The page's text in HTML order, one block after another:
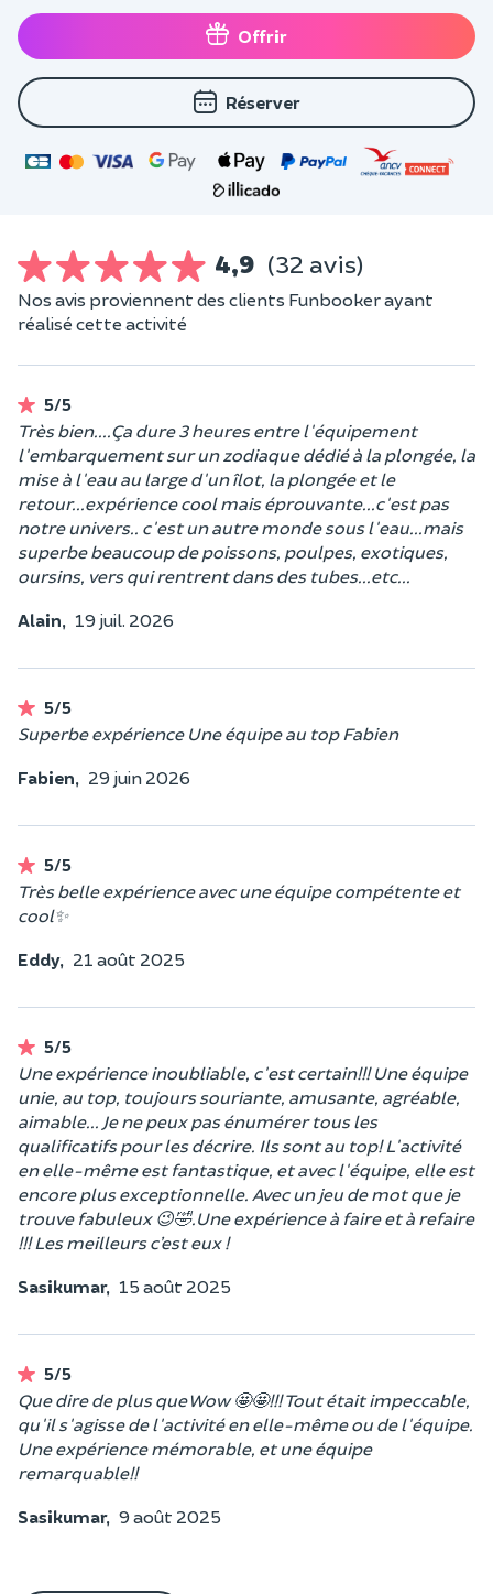
Offrir
Réserver
4,9 (32 avis)
Nos avis proviennent des clients Funbooker ayant
réalisé cette activité
5/5
Très bien....Ça dure 3 heures entre l'équipement
l'embarquement sur un zodiaque dédié à la plongée, la
mise à l'eau au large d'un îlot, la plongée et le
retour...expérience cool mais éprouvante...c'est pas
notre univers.. c'est un autre monde sous l'eau...mais
superbe beaucoup de poissons, poulpes, exotiques,
oursins, vers qui rentrent dans des tubes...etc...
Alain, 19 juil. 2026
5/5
Superbe expérience Une équipe au top Fabien
Fabien, 29 juin 2026
5/5
Très belle expérience avec une équipe compétente et
cool✨️
Eddy, 21 août 2025
5/5
Une expérience inoubliable, c'est certain!!! Une équipe
unie, au top, toujours souriante, amusante, agréable,
aimable... Je ne peux pas énumérer tous les
qualificatifs pour les décrire. Ils sont au top! L'activité
en elle-même est fantastique, et avec l'équipe, elle est
encore plus exceptionnelle. Avec un jeu de mot que je
trouve fabuleux 😉🤣.Une expérience à faire et à refaire
!!! Les meilleurs c’est eux !
Sasikumar, 15 août 2025
5/5
Que dire de plus que Wow 🤩🤩!!! Tout était impeccable,
qu'il s'agisse de l'activité en elle-même ou de l'équipe.
Une expérience mémorable, et une équipe
remarquable!!
Sasikumar, 9 août 2025